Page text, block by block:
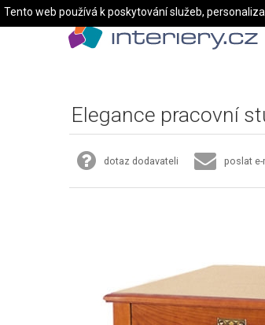
Elegance pracovní
dotaz dodavateli poslat e-
Tento web používá k poskytování služeb,